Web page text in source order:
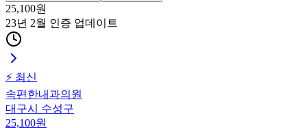
25,100원
23년 2월 인증 업데이트
⚡ 최신
속편한내과의원
대구시 수성구
25,100원